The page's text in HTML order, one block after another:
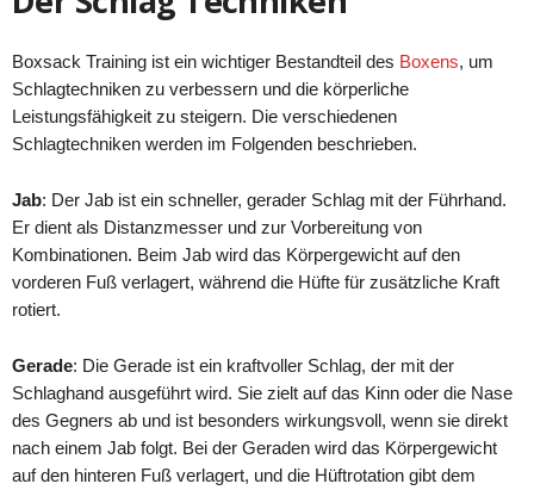
Boxsack Training ist ein wichtiger Bestandteil des Boxens, um
Schlagtechniken zu verbessern und die körperliche
Leistungsfähigkeit zu steigern. Die verschiedenen
Schlagtechniken werden im Folgenden beschrieben.
Jab: Der Jab ist ein schneller, gerader Schlag mit der Führhand.
Er dient als Distanzmesser und zur Vorbereitung von
Kombinationen. Beim Jab wird das Körpergewicht auf den
vorderen Fuß verlagert, während die Hüfte für zusätzliche Kraft
rotiert.
Gerade: Die Gerade ist ein kraftvoller Schlag, der mit der
Schlaghand ausgeführt wird. Sie zielt auf das Kinn oder die Nase
des Gegners ab und ist besonders wirkungsvoll, wenn sie direkt
nach einem Jab folgt. Bei der Geraden wird das Körpergewicht
auf den hinteren Fuß verlagert, und die Hüftrotation gibt dem